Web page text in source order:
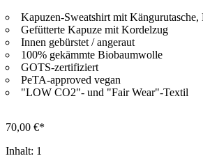
Kapuzen-Sweatshirt mit Kängurutasche,
Gefütterte Kapuze mit Kordelzug
Innen gebürstet / angeraut
100% gekämmte Biobaumwolle
GOTS-zertifiziert
PeTA-approved vegan
"LOW CO2"- und "Fair Wear"-Textil
70,00 €*
Inhalt: 1